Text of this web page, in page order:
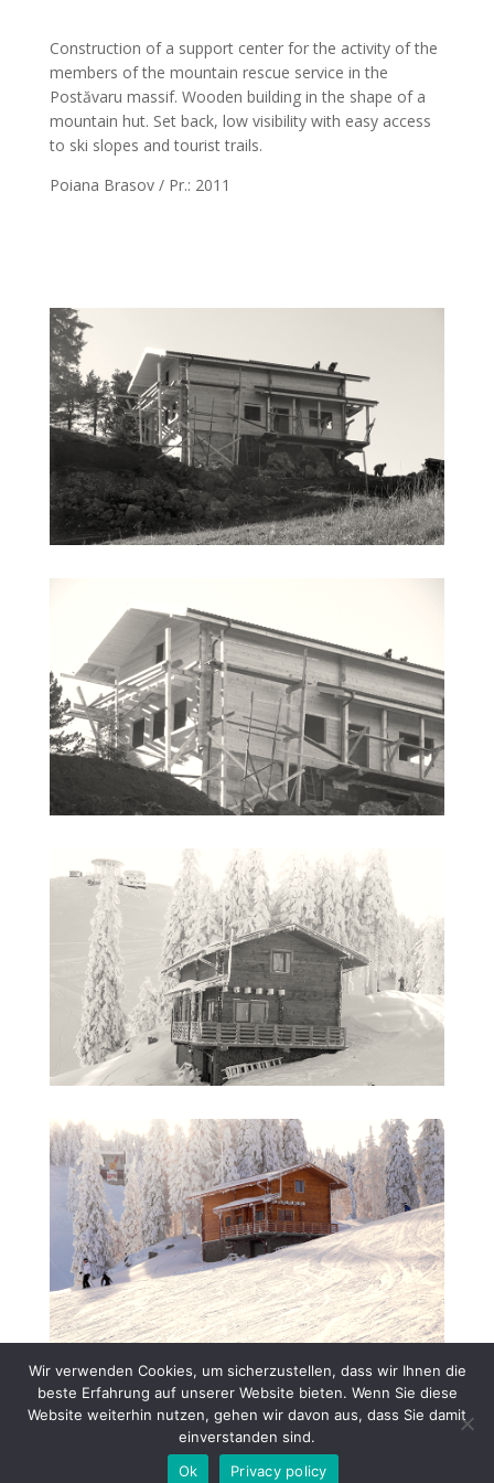
Construction of a support center for the activity of the
members of the mountain rescue service in the
Postăvaru massif. Wooden building in the shape of a
mountain hut. Set back, low visibility with easy access
to ski slopes and tourist trails.
Poiana Brasov / Pr.: 2011
Designed by BIANT | Powered by BIANT 2025
Wir verwenden Cookies, um sicherzustellen, dass wir Ihnen die
beste Erfahrung auf unserer Website bieten. Wenn Sie diese
Website weiterhin nutzen, gehen wir davon aus, dass Sie damit
einverstanden sind.
Ok
Privacy policy